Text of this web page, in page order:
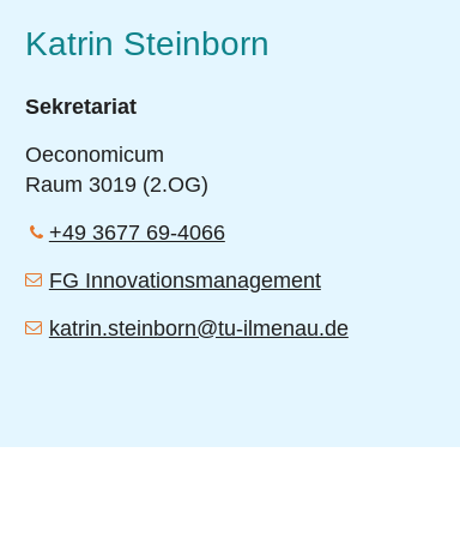
Katrin Steinborn
Sekretariat
Oeconomicum
Raum 3019 (2.OG)
+49 3677 69-4066
FG Innovationsmanagement
katrin.steinborn@tu-ilmenau.de